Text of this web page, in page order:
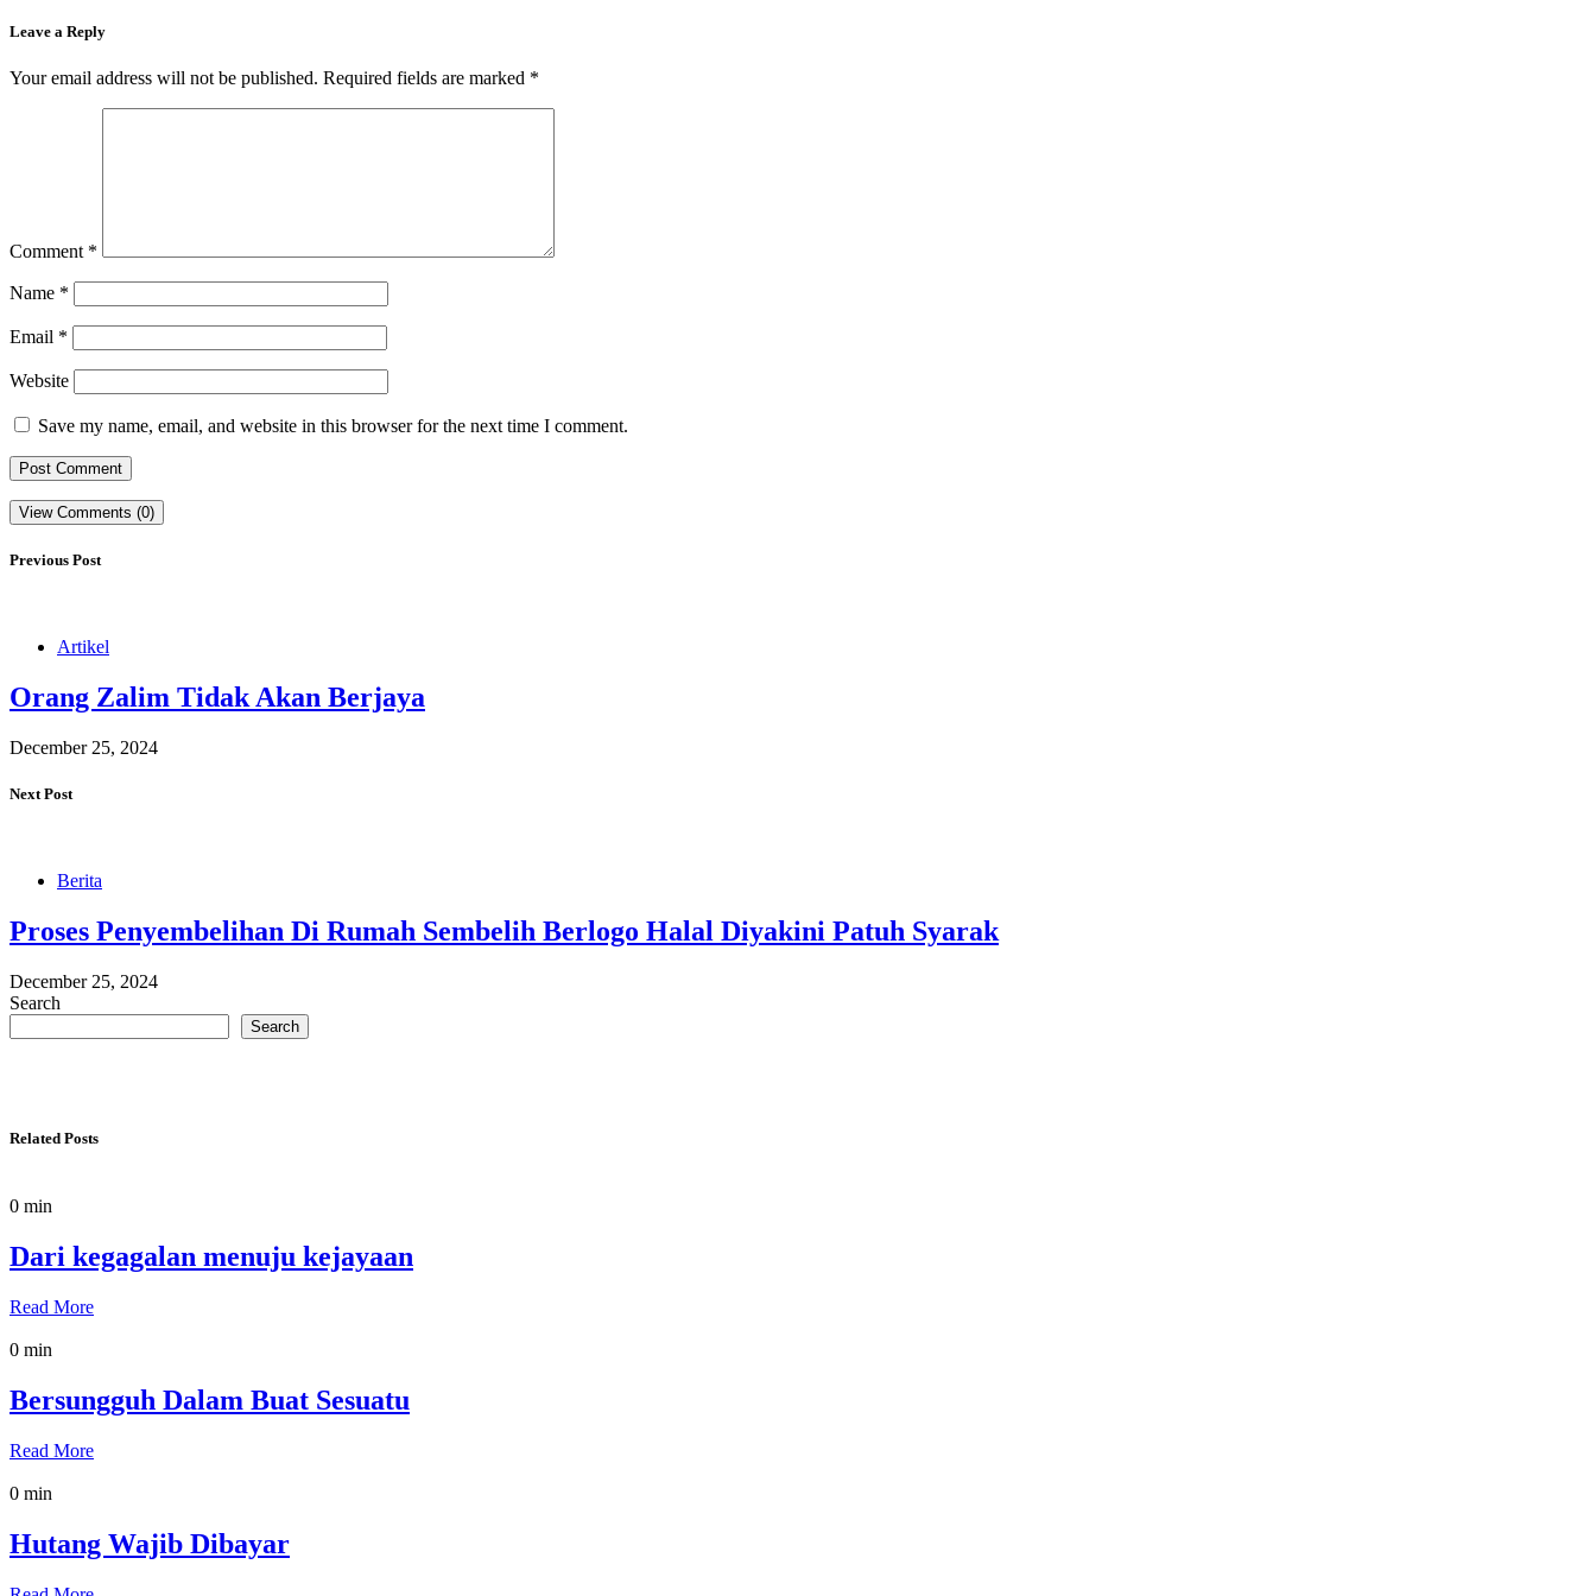
Leave a Reply
Your email address will not be published. Required fields are marked *
Comment *
Name *
Email *
Website
Save my name, email, and website in this browser for the next time I comment.
View Comments (0)
Previous Post
Artikel
Orang Zalim Tidak Akan Berjaya
December 25, 2024
Next Post
Berita
Proses Penyembelihan Di Rumah Sembelih Berlogo Halal Diyakini Patuh Syarak
December 25, 2024
Search
Search
Related Posts
0 min
Dari kegagalan menuju kejayaan
Read More
0 min
Bersungguh Dalam Buat Sesuatu
Read More
0 min
Hutang Wajib Dibayar